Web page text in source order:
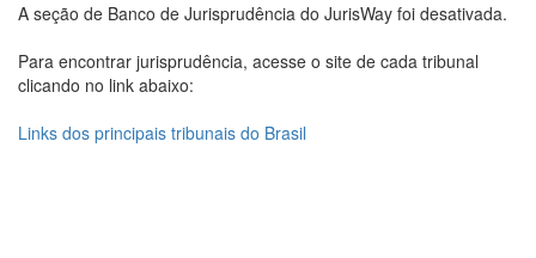
A seção de Banco de Jurisprudência do JurisWay foi desativada.
Para encontrar jurisprudência, acesse o site de cada tribunal
clicando no link abaixo:
Links dos principais tribunais do Brasil